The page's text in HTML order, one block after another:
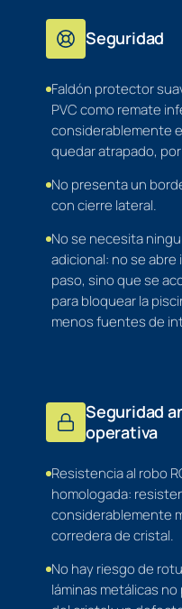
Seguridad
Faldón protector
PVC como remate
considerablemente
quedar atrapado,
No presenta un
con cierre lateral.
No se necesita
adicional: no se
paso, sino que se
para bloquear la
menos fuentes de
Seguridad
operativa
Resistencia al robo
homologada:
considerablemente
corredera de cristal.
No hay riesgo de
láminas metálicas